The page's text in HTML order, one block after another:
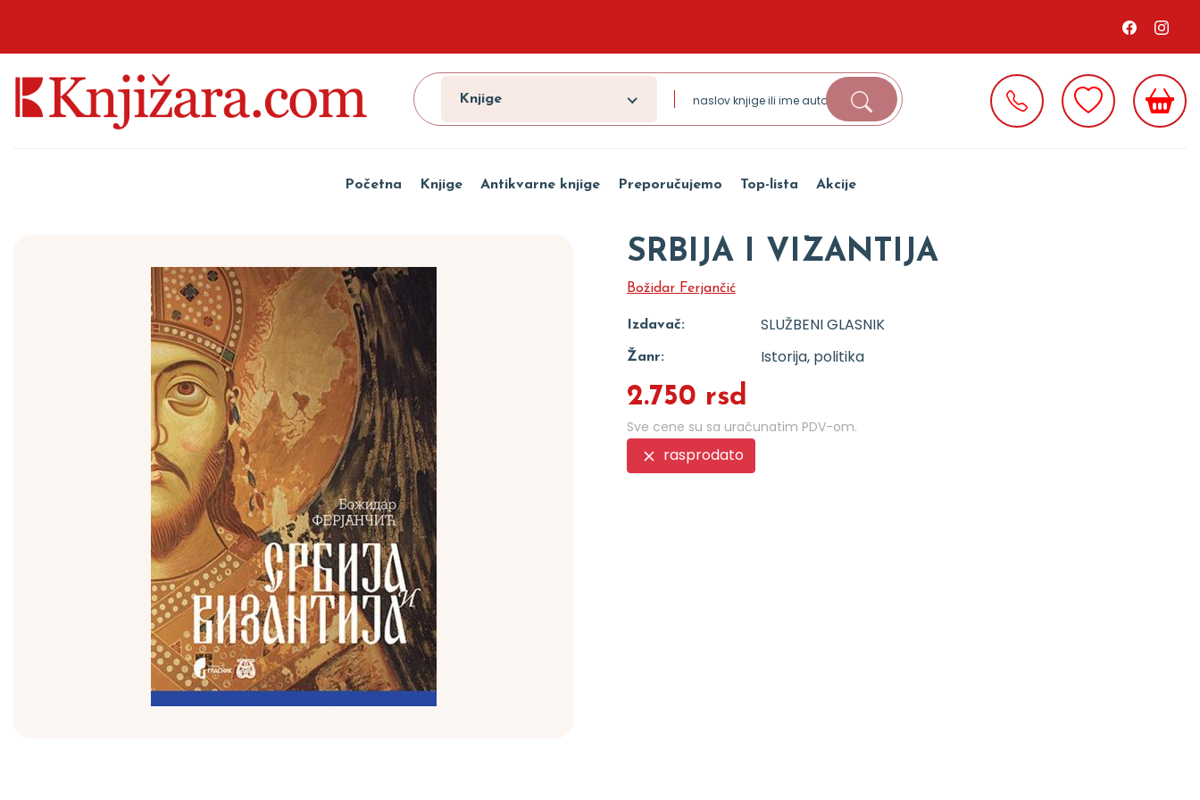
Knjige
Početna Knjige Antikvarne knjige Preporučujemo Top-lista Akcije
SRBIJA I VIZANTIJA
Božidar Ferjančić
Izdavač: SLUŽBENI GLASNIK
Žanr: Istorija, politika
2.750 rsd
Sve cene su sa uračunatim PDV-om.
rasprodato